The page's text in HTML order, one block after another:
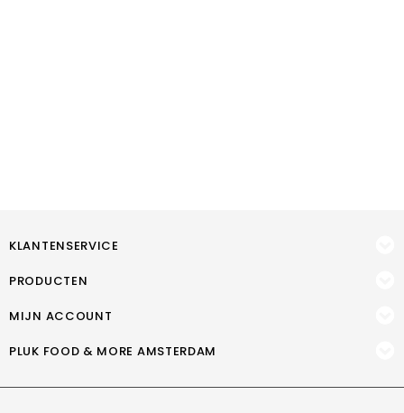
KLANTENSERVICE
PRODUCTEN
MIJN ACCOUNT
PLUK FOOD & MORE AMSTERDAM